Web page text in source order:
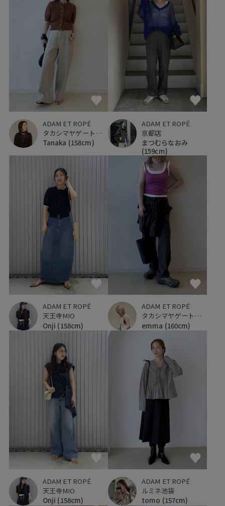
ADAM ET ROPÉ
タカシマヤゲートタワーモール
Tanaka (158cm)
ADAM ET ROPÉ
京都店
まつむらなおみ
(159cm)
ADAM ET ROPÉ
天王寺MIO
Onji (158cm)
ADAM ET ROPÉ
タカシマヤゲートタワーモール
emma (160cm)
ADAM ET ROPÉ
天王寺MIO
Onji (158cm)
ADAM ET ROPÉ
ルミネ池袋
tomo (157cm)